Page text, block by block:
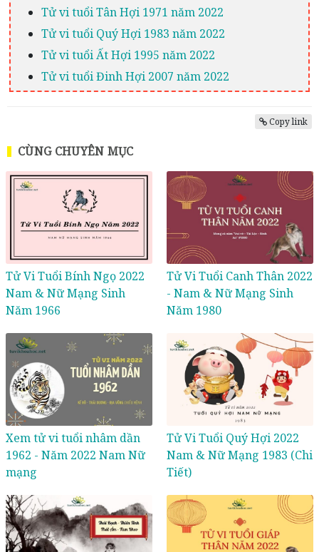
Tử vi tuổi Tân Hợi 1971 năm 2022
Tử vi tuổi Quý Hợi 1983 năm 2022
Tử vi tuổi Ất Hợi 1995 năm 2022
Tử vi tuổi Đinh Hợi 2007 năm 2022
Copy link
CÙNG CHUYÊN MỤC
Tử Vi Tuổi Bính Ngọ 2022
Nam & Nữ Mạng Sinh
Năm 1966
Tử Vi Tuổi Canh Thân 2022
- Nam & Nữ Mạng Sinh
Năm 1980
Xem tử vi tuổi nhâm dần
1962 - Năm 2022 Nam Nữ
mạng
Tử Vi Tuổi Quý Hợi 2022
Nam & Nữ Mạng 1983 (Chi
Tiết)